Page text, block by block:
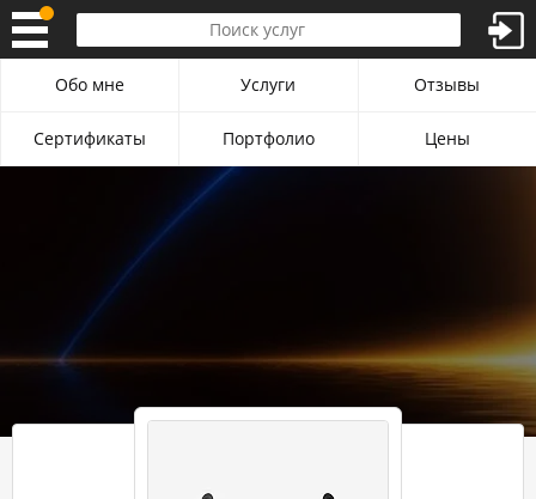
Обо мне Услуги Отзывы
Сертификаты Портфолио Цены